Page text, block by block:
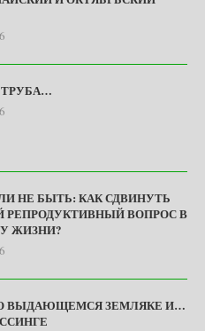
НЕ БЫТЬ: КАК СДВИНУТЬ
РЕПРОДУКТИВНЫЙ ВОПРОС В
ЖИЗНИ?
ВЫДАЮЩЕМСЯ ЗЕМЛЯКЕ И…